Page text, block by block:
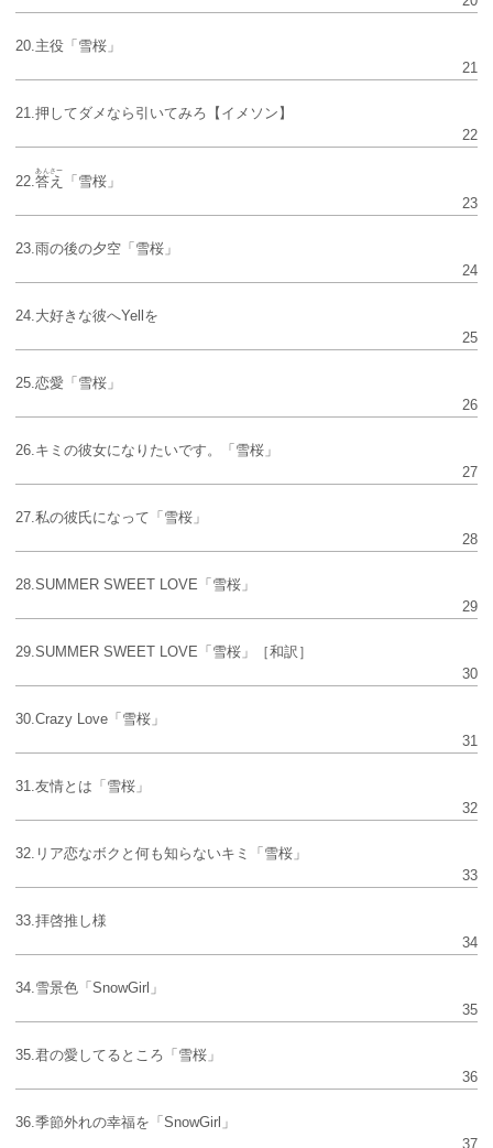
20.主役「雪桜」
21
21.押してダメなら引いてみろ【イメソン】
22
22. 答え
あんさー
「雪桜」
23
23.雨の後の夕空「雪桜」
24
24.大好きな彼へYellを
25
25.恋愛「雪桜」
26
26.キミの彼女になりたいです。「雪桜」
27
27.私の彼氏になって「雪桜」
28
28.SUMMER SWEET LOVE「雪桜」
29
29.SUMMER SWEET LOVE「雪桜」［和訳］
30
30.Crazy Love「雪桜」
31
31.友情とは「雪桜」
32
32.リア恋なボクと何も知らないキミ「雪桜」
33
33.拝啓推し様
34
34.雪景色「SnowGirl」
35
35.君の愛してるところ「雪桜」
36
36.季節外れの幸福を「SnowGirl」
37